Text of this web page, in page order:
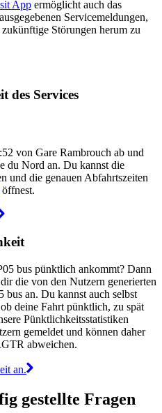
App ermöglicht auch das
Servicemeldungen,
Störungen herum zu
des Services
von Gare Rambrouch ab und
du Nord an. Du kannst die
und die genauen Abfahrtszeiten
öffnest.
bus pünktlich ankommt? Dann
die von den Nutzern generierten
an. Du kannst auch selbst
deine Fahrt pünktlich, zu spät
Pünktlichkeitsstatistiken
gemeldet und können daher
abweichen.
an.
gestellte Fragen